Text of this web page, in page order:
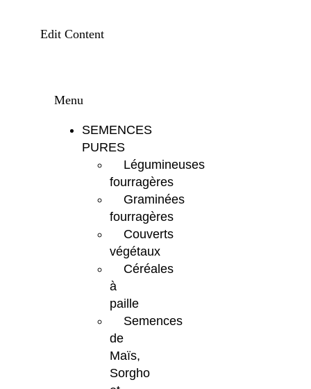
Edit Content
Menu
SEMENCES
PURES
Légumineuses
fourragères
Graminées
fourragères
Couverts
végétaux
Céréales
à
paille
Semences
de
Maïs,
Sorgho